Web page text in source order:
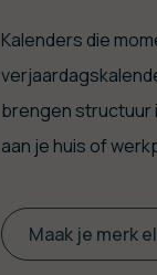
Kalenders die
brengen structuur
aan je huis of
Maak je merk